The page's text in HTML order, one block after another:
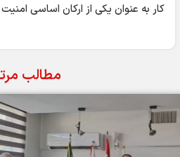
کار به عنوان یکی از ارکان اساسی
مطالب